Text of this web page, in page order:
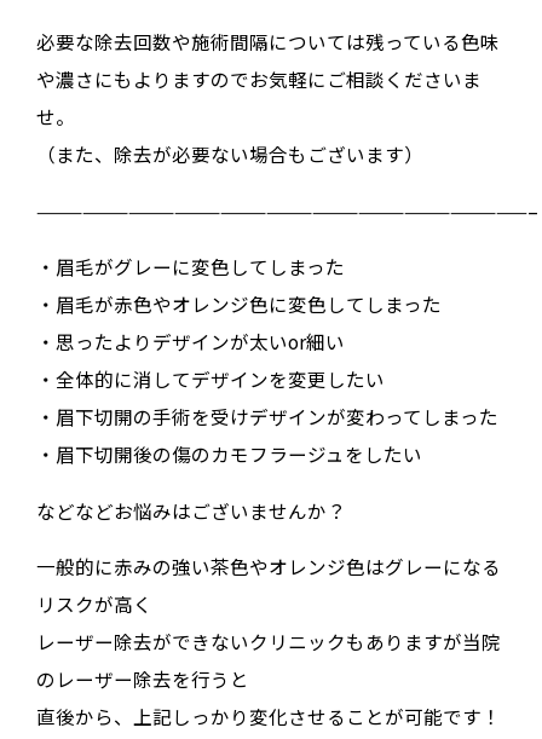
必要な除去回数や施術間隔については残っている色味
や濃さにもよりますのでお気軽にご相談くださいま
せ。
（また、除去が必要ない場合もございます）
————————————————————————————————–
・眉毛がグレーに変色してしまった
・眉毛が赤色やオレンジ色に変色してしまった
・思ったよりデザインが太いor細い
・全体的に消してデザインを変更したい
・眉下切開の手術を受けデザインが変わってしまった
・眉下切開後の傷のカモフラージュをしたい
などなどお悩みはございませんか？
一般的に赤みの強い茶色やオレンジ色はグレーになる
リスクが高く
レーザー除去ができないクリニックもありますが当院
のレーザー除去を行うと
直後から、上記しっかり変化させることが可能です！